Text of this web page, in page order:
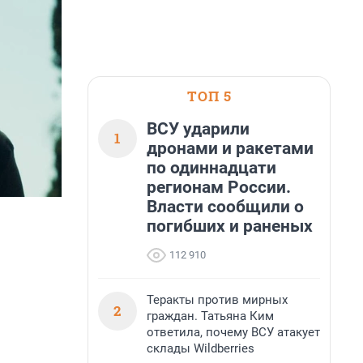
ТОП 5
1
ВСУ ударили
дронами и ракетами
по одиннадцати
регионам России.
Власти сообщили о
погибших и раненых
112 910
2
Теракты против мирных
граждан. Татьяна Ким
ответила, почему ВСУ атакует
склады Wildberries